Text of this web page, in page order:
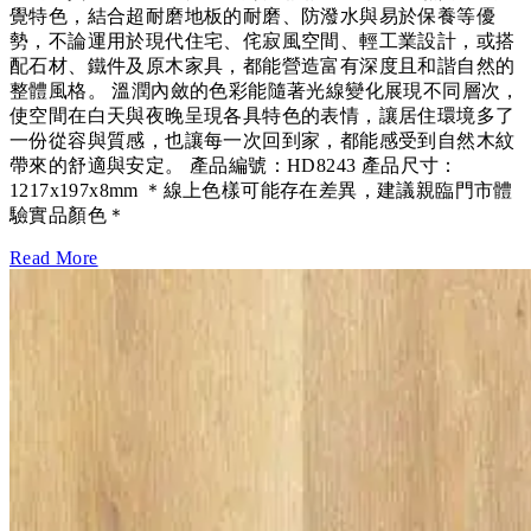
覺特色，結合超耐磨地板的耐磨、防潑水與易於保養等優
勢，不論運用於現代住宅、侘寂風空間、輕工業設計，或搭
配石材、鐵件及原木家具，都能營造富有深度且和諧自然的
整體風格。 溫潤內斂的色彩能隨著光線變化展現不同層次，
使空間在白天與夜晚呈現各具特色的表情，讓居住環境多了
一份從容與質感，也讓每一次回到家，都能感受到自然木紋
帶來的舒適與安定。 產品編號：HD8243 產品尺寸：
1217x197x8mm ＊線上色樣可能存在差異，建議親臨門市體
驗實品顏色＊
Read More